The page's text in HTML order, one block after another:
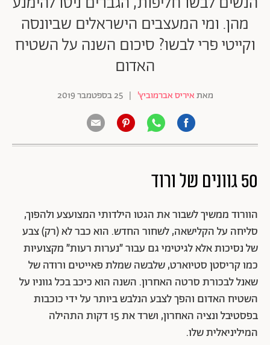
מהן. ומי המעצבים הישראלים שביונסה
וקייטי פרי לבשו? סיכום השנה על השטיח
האדום
מאתאיריס אברמוביץ' | 25 בספטמבר 2019
50 גוונים של ורוד
הוורוד ממשיך לשבור את הגטו הילדותי המצועצע ולהפוך,
סליחה על הקלישאה, לשחור החדש. הוא כבר לא (רק) צבע
של נסיכות אלא לגיטימי גם עבור ״נערות רעות״ מקצועיות
כמו קריסטן סטיוארט, שלבשה שמלת פאייטים ורודה של
שאנל לבכורת סרטה האחרון. השנה הוא כיכב בכל גווניו על
השטיח האדום והפך לצבע הנלבש ביותר על ידי כוכבות
בפסטיבל ונציה האחרון, ושרד את 15 דקות התהילה
המיליניאלית שלו.